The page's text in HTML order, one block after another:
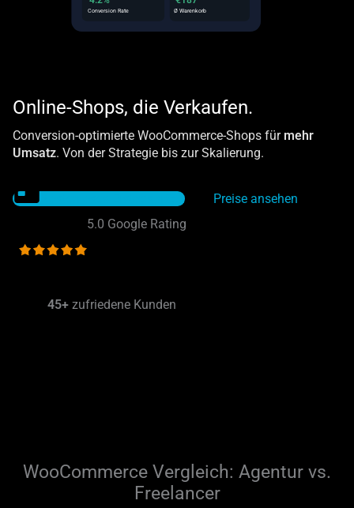
Online-Shops, die Verkaufen.
Conversion-optimierte WooCommerce-Shops für mehr
Umsatz. Von der Strategie bis zur Skalierung.
Kostenloses Erstgespräch
Preise ansehen
5.0 Google Rating
45+ zufriedene Kunden
Conversion Rate Ø Warenkorb
WooCommerce Vergleich: Agentur vs.
Freelancer